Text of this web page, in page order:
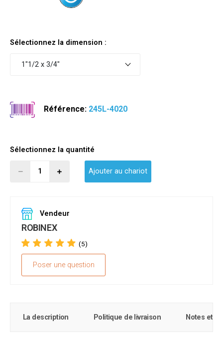
Sélectionnez la dimension :
1"1/2 x 3/4"
Référence: 245L-4020
Sélectionnez la quantité
Ajouter au chariot
Vendeur
ROBINEX
(5)
Poser une question
La description Politique de livraison Notes et